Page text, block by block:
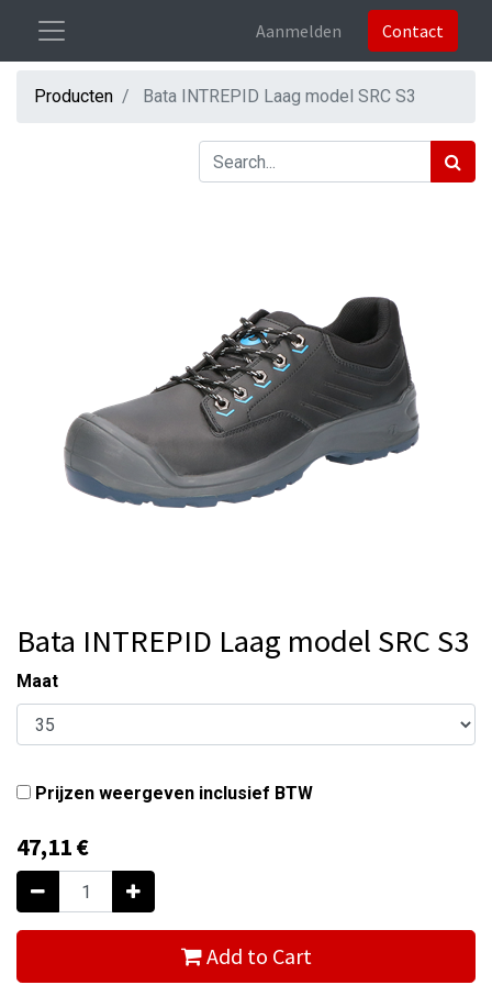
Aanmelden Contact
Producten Bata INTREPID Laag model SRC S3
Bata INTREPID Laag model SRC S3
Maat
Prijzen weergeven inclusief BTW
47,11€
Add to Cart